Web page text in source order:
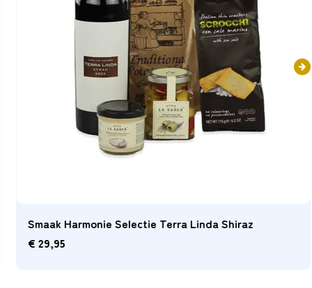
Smaak Harmonie Selectie Terra Linda Shiraz
29,95